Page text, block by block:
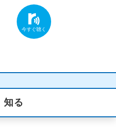
知る